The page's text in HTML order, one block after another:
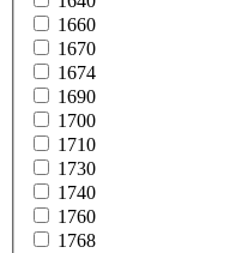
1660
1670
1674
1690
1700
1710
1730
1740
1760
1768